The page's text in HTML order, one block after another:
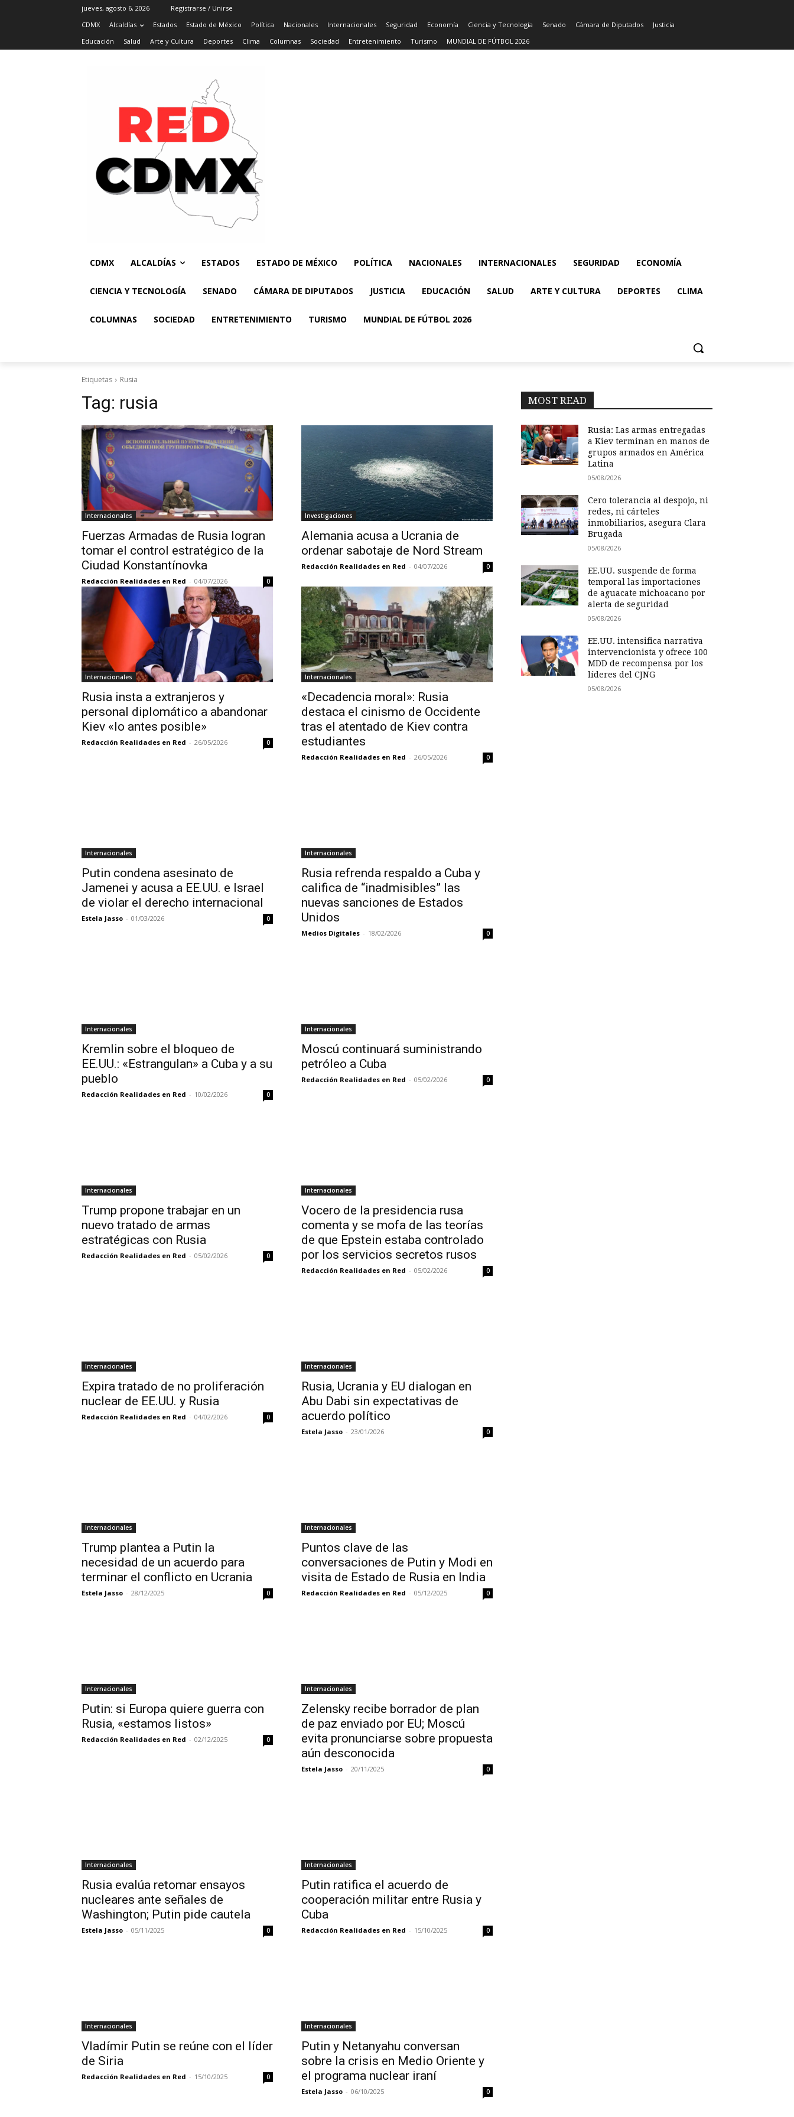
jueves, agosto 6, 2026
Registrarse / Unirse
CDMX
Alcaldías Estados Estado de México Política Nacionales Internacionales Seguridad Economía Ciencia y Tecnología Senado Cámara de Diputados
Justicia
Educación
Salud Arte y Cultura Deportes Clima Columnas Sociedad Entretenimiento Turismo MUNDIAL DE FÚTBOL 2026
CDMX ALCALDÍAS ESTADOS ESTADO DE MÉXICO POLÍTICA NACIONALES INTERNACIONALES SEGURIDAD ECONOMÍA
CIENCIA Y TECNOLOGÍA SENADO CÁMARA DE DIPUTADOS JUSTICIA EDUCACIÓN SALUD ARTE Y CULTURA DEPORTES CLIMA
COLUMNAS SOCIEDAD ENTRETENIMIENTO TURISMO MUNDIAL DE FÚTBOL 2026
Etiquetas Rusia
Tag: rusia
Internacionales
Fuerzas Armadas de Rusia logran
tomar el control estratégico de la
Ciudad Konstantínovka
Redacción Realidades en Red - 04/07/2026 0
Investigaciones
Alemania acusa a Ucrania de
ordenar sabotaje de Nord Stream
Redacción Realidades en Red - 04/07/2026 0
Internacionales
Rusia insta a extranjeros y
personal diplomático a abandonar
Kiev «lo antes posible»
Redacción Realidades en Red - 26/05/2026 0
Internacionales
«Decadencia moral»: Rusia
destaca el cinismo de Occidente
tras el atentado de Kiev contra
estudiantes
Redacción Realidades en Red - 26/05/2026 0
Internacionales
Putin condena asesinato de
Jamenei y acusa a EE.UU. e Israel
de violar el derecho internacional
Estela Jasso - 01/03/2026 0
Internacionales
Rusia refrenda respaldo a Cuba y
califica de “inadmisibles” las
nuevas sanciones de Estados
Unidos
Medios Digitales - 18/02/2026 0
Internacionales
Kremlin sobre el bloqueo de
EE.UU.: «Estrangulan» a Cuba y a su
pueblo
Redacción Realidades en Red - 10/02/2026 0
Internacionales
Moscú continuará suministrando
petróleo a Cuba
Redacción Realidades en Red - 05/02/2026 0
Internacionales
Trump propone trabajar en un
nuevo tratado de armas
estratégicas con Rusia
Redacción Realidades en Red - 05/02/2026 0
Internacionales
Vocero de la presidencia rusa
comenta y se mofa de las teorías
de que Epstein estaba controlado
por los servicios secretos rusos
Redacción Realidades en Red - 05/02/2026 0
Internacionales
Expira tratado de no proliferación
nuclear de EE.UU. y Rusia
Redacción Realidades en Red - 04/02/2026 0
Internacionales
Rusia, Ucrania y EU dialogan en
Abu Dabi sin expectativas de
acuerdo político
Estela Jasso - 23/01/2026 0
Internacionales
Trump plantea a Putin la
necesidad de un acuerdo para
terminar el conflicto en Ucrania
Estela Jasso - 28/12/2025 0
Internacionales
Puntos clave de las
conversaciones de Putin y Modi en
visita de Estado de Rusia en India
Redacción Realidades en Red - 05/12/2025 0
Internacionales
Putin: si Europa quiere guerra con
Rusia, «estamos listos»
Redacción Realidades en Red - 02/12/2025 0
Internacionales
Zelensky recibe borrador de plan
de paz enviado por EU; Moscú
evita pronunciarse sobre propuesta
aún desconocida
Estela Jasso - 20/11/2025 0
Internacionales
Rusia evalúa retomar ensayos
nucleares ante señales de
Washington; Putin pide cautela
Estela Jasso - 05/11/2025 0
Internacionales
Putin ratifica el acuerdo de
cooperación militar entre Rusia y
Cuba
Redacción Realidades en Red - 15/10/2025 0
Internacionales
Vladímir Putin se reúne con el líder
de Siria
Redacción Realidades en Red - 15/10/2025 0
Internacionales
Putin y Netanyahu conversan
sobre la crisis en Medio Oriente y
el programa nuclear iraní
Estela Jasso - 06/10/2025 0
MOST READ
Rusia: Las armas entregadas
a Kiev terminan en manos de
grupos armados en América
Latina
05/08/2026
Cero tolerancia al despojo, ni
redes, ni cárteles
inmobiliarios, asegura Clara
Brugada
05/08/2026
EE.UU. suspende de forma
temporal las importaciones
de aguacate michoacano por
alerta de seguridad
05/08/2026
EE.UU. intensifica narrativa
intervencionista y ofrece 100
MDD de recompensa por los
líderes del CJNG
05/08/2026